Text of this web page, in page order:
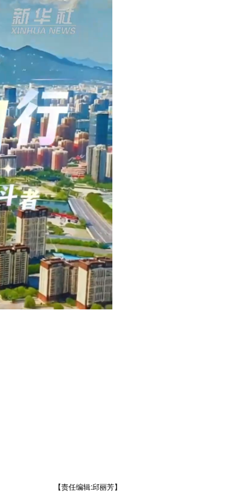
【责任编辑:邱丽芳】